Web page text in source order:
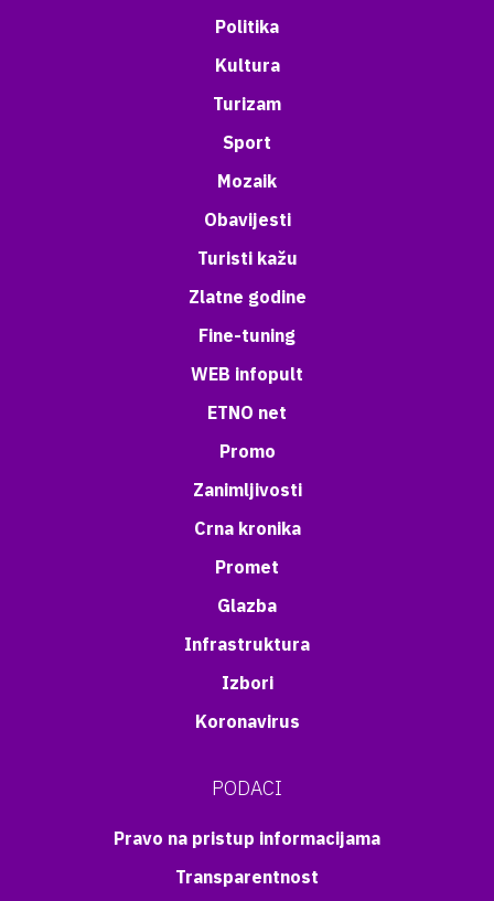
Politika
Kultura
Turizam
Sport
Mozaik
Obavijesti
Turisti kažu
Zlatne godine
Fine-tuning
WEB infopult
ETNO net
Promo
Zanimljivosti
Crna kronika
Promet
Glazba
Infrastruktura
Izbori
Koronavirus
PODACI
Pravo na pristup informacijama
Transparentnost